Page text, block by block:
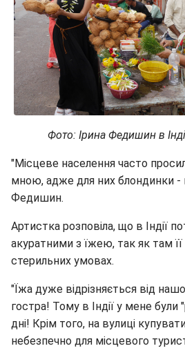
Фото: Ірина Федишин в
"Місцеве населення часто
мною, адже для них блондинки -
Федишин.
Артистка розповіла, що в Індії
акуратними з їжею, так як там
стерильних умовах.
"Їжа дуже відрізняється від
гостра! Тому в Індії у мене були
дні! Крім того, на вулиці
небезпечно для місцевого